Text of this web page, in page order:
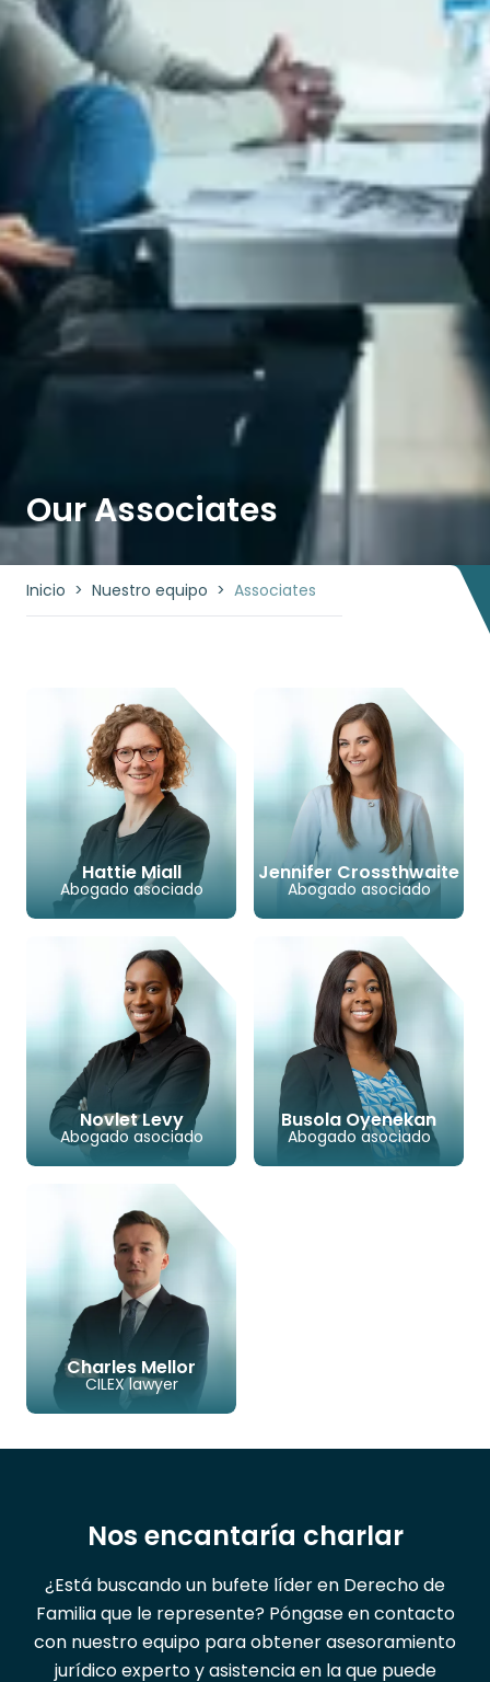
Our Associates
Inicio > Nuestro equipo > Associates
Hattie Miall
Abogado asociado
CORREO ELECTRÓNICO
TELÉFONO
Jennifer Crossthwaite
Abogado asociado
CORREO TELÉFONO
Novlet Levy
Abogado asociado
CORREO ELECTRÓNICO
TELÉFONO
Busola Oyenekan
Abogado asociado
Charles Mellor
CILEX lawyer
LINKEDINCORREO ELECTRÓNICO
TELÉFONO
Nos encantaría charlar
¿Está buscando un bufete líder en Derecho de
Familia que le represente? Póngase en contacto
con nuestro equipo para obtener asesoramiento
jurídico experto y asistencia en la que puede